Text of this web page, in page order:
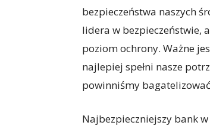
bezpieczeństwa naszych
lidera w bezpieczeństwie,
poziom ochrony. Ważne
najlepiej spełni nasze
powinniśmy
Najbezpieczniejszy bank w